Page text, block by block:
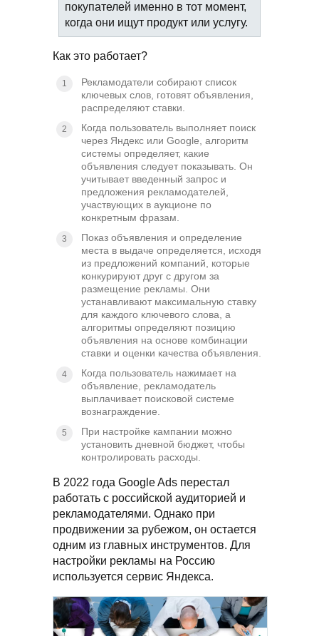
покупателей именно в тот момент,
когда они ищут продукт или услугу.
Как это работает?
Рекламодатели собирают список
ключевых слов, готовят объявления,
распределяют ставки.
Когда пользователь выполняет поиск
через Яндекс или Google, алгоритм
системы определяет, какие
объявления следует показывать. Он
учитывает введенный запрос и
предложения рекламодателей,
участвующих в аукционе по
конкретным фразам.
Показ объявления и определение
места в выдаче определяется, исходя
из предложений компаний, которые
конкурируют друг с другом за
размещение рекламы. Они
устанавливают максимальную ставку
для каждого ключевого слова, а
алгоритмы определяют позицию
объявления на основе комбинации
ставки и оценки качества объявления.
Когда пользователь нажимает на
объявление, рекламодатель
выплачивает поисковой системе
вознаграждение.
При настройке кампании можно
установить дневной бюджет, чтобы
контролировать расходы.
В 2022 года Google Ads перестал
работать с российской аудиторией и
рекламодателями. Однако при
продвижении за рубежом, он остается
одним из главных инструментов. Для
настройки рекламы на Россию
используется сервис Яндекса.